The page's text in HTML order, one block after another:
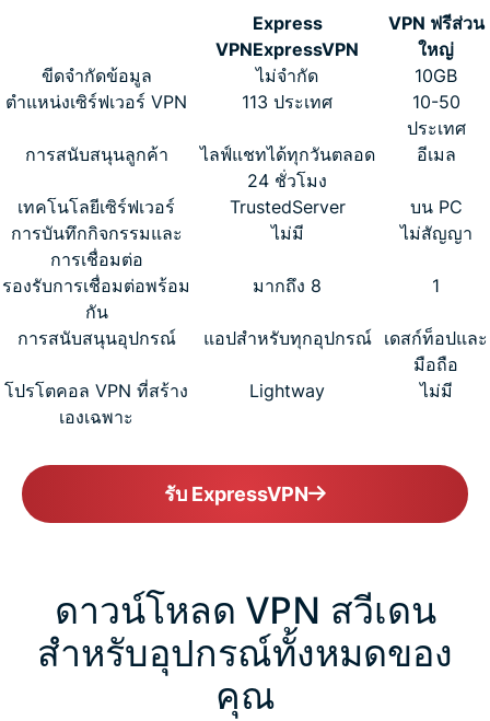
Express
VPNExpressVPN
VPN ฟรีส่วน
ใหญ่
ขีดจำกัดข้อมูล
ไม่จำกัด
10GB
ตำแหน่งเซิร์ฟเวอร์ VPN
113 ประเทศ
10-50
ประเทศ
การสนับสนุนลูกค้า
ไลฟ์แชทได้ทุกวันตลอด
24 ชั่วโมง
อีเมล
เทคโนโลยีเซิร์ฟเวอร์ TrustedServer
บน PC
การบันทึกกิจกรรมและ
การเชื่อมต่อ
ไม่มี ไม่สัญญา
รองรับการเชื่อมต่อพร้อม
กัน
มากถึง 8 1
การสนับสนุนอุปกรณ์ แอปสำหรับทุกอุปกรณ์
เดสก์ท็อปและ
มือถือ
โปรโตคอล VPN ที่สร้าง
เองเฉพาะ
Lightway ไม่มี
รับ ExpressVPN
ดาวน์โหลด VPN สวีเดน
สำหรับอุปกรณ์ทั้งหมดของ
คุณ